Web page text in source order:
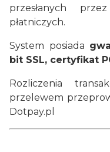
przesłanych
płatniczych.
System posiada
bit SSL, certyfikat
Rozliczenia
przelewem
Dotpay.pl